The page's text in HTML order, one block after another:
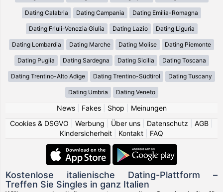
Dating Calabria Dating Campania Dating Emilia-Romagna
Dating Friuli-Venezia Giulia Dating Lazio Dating Liguria
Dating Lombardia Dating Marche Dating Molise Dating Piemonte
Dating Puglia Dating Sardegna Dating Sicilia Dating Toscana
Dating Trentino-Alto Adige Dating Trentino-Südtirol Dating Tuscany
Dating Umbria Dating Veneto
News| Fakes| Shop
Meinungen
Cookies & DSGVO
Werbung Über uns Datenschutz AGB
Kindersicherheit
Kontakt FAQ
Kostenlose italienische Dating-Plattform –
Treffen Sie Singles in ganz Italien